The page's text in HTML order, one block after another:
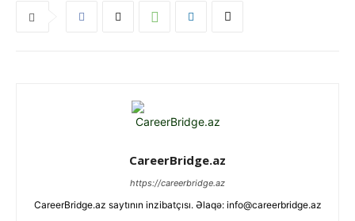
CareerBridge.az
https://careerbridge.az
CareerBridge.az saytının inzibatçısı. Əlaqə: info@careerbridge.az